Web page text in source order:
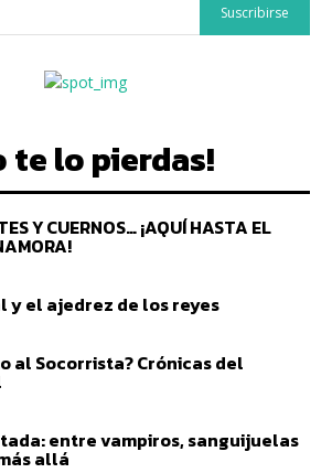
Suscribirse
te lo pierdas!
Y CUERNOS… ¡AQUÍ HASTA EL
y el ajedrez de los reyes
al Socorrista? Crónicas del
entre vampiros, sanguijuelas
allá